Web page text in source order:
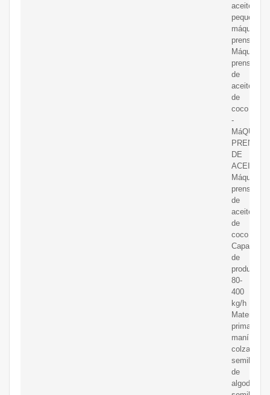
aceite
pequeña
máquina
Máquina
prensadora
de
aceite
de
coco
-
MáQUINA
PRENSA
DE
ACEITE.
Máquina
prensadora
de
aceite
de
coco
Capacidad
de
80-
400
kg/h
Materia
prima:
maní,
colza,
semillas
de
algodón,